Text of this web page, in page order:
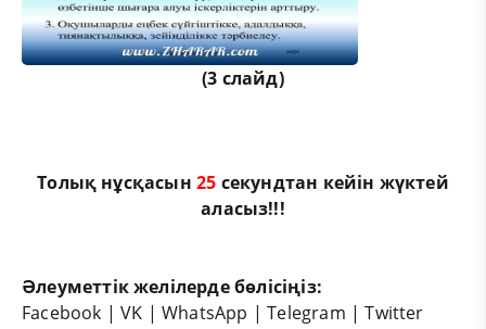
(3 слайд)
Толық нұсқасын25 секундтан кейін жүктей
аласыз!!!
Әлеуметтік желілерде бөлісіңіз:
Facebook |VK |WhatsApp |Telegram |Twitter